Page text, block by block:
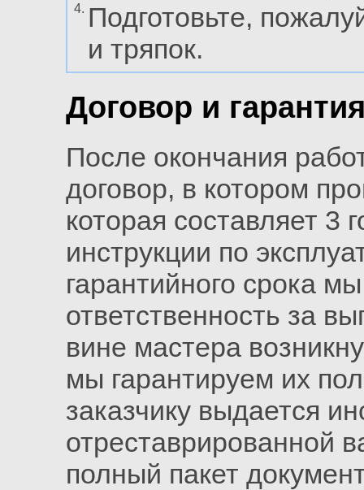
4. Подготовьте,
и тряпок.
Договор и
После окончания
договор, в котором
которая составляет 3
инструкции по
гарантийного срока
ответственность за
вине мастера
мы гарантируем их
заказчику выдается
отреставрированной
полный пакет